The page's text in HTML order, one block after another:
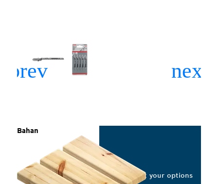
Bahan
Select your options